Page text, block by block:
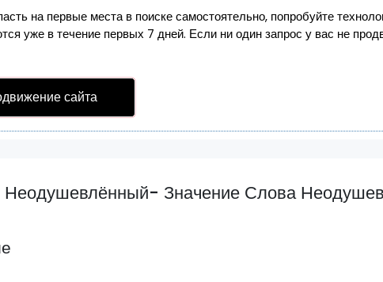
на первые места в поиске самостоятельно, попробуйте
уже в течение первых 7 дней. Если ни один запрос у вас не
сайта
Неодушевлённый- Значение Слова